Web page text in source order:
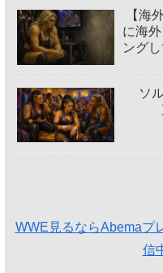
【海
に海
ング
ソ
WWE見るならAbemaプ
信